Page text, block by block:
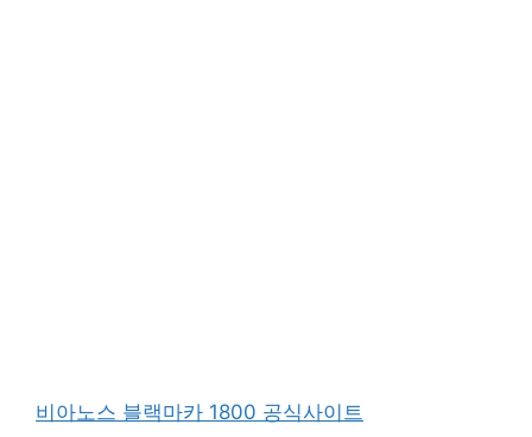
비아노스 블랙마카 1800 공식사이트